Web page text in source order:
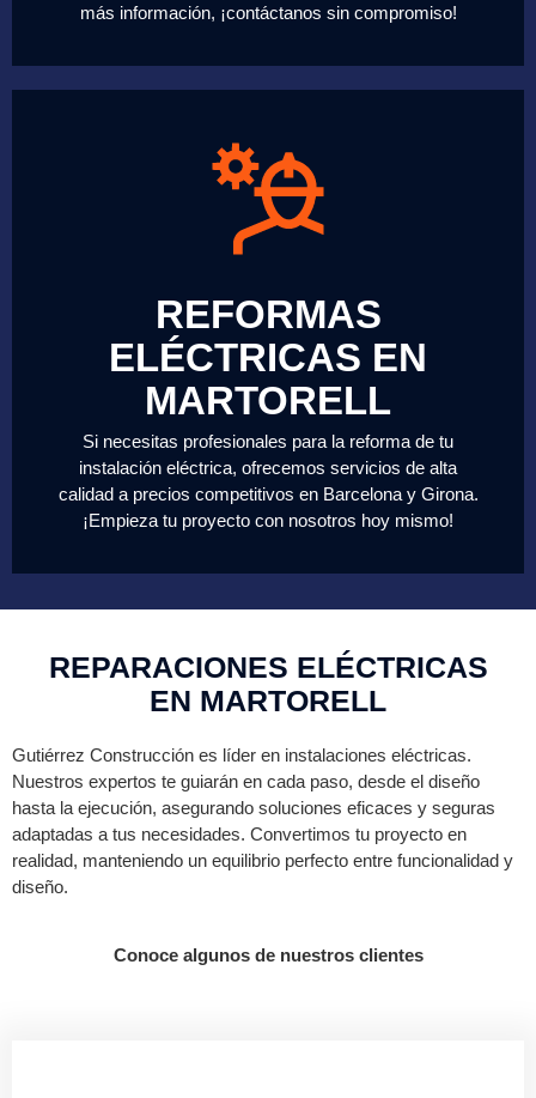
más información, ¡contáctanos sin compromiso!
REFORMAS
ELÉCTRICAS EN
MARTORELL
Si necesitas profesionales para la reforma de tu
instalación eléctrica, ofrecemos servicios de alta
calidad a precios competitivos en Barcelona y Girona.
¡Empieza tu proyecto con nosotros hoy mismo!
REPARACIONES ELÉCTRICAS
EN MARTORELL
Gutiérrez Construcción es líder en instalaciones eléctricas.
Nuestros expertos te guiarán en cada paso, desde el diseño
hasta la ejecución, asegurando soluciones eficaces y seguras
adaptadas a tus necesidades. Convertimos tu proyecto en
realidad, manteniendo un equilibrio perfecto entre funcionalidad y
diseño.
Conoce algunos de nuestros clientes